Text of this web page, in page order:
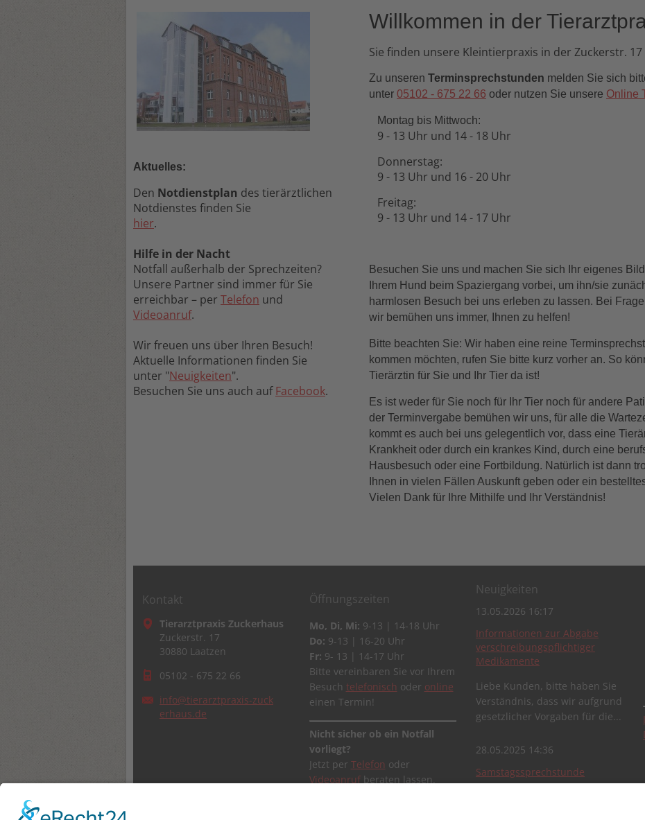
Willkommen in der
Sie finden unsere Kleintierpraxis in der Zuckerstr. 17
Zu unseren Terminsprechstunden melden Sie sich
unter 05102 - 675 22 66 oder nutzen Sie unsere Online
Montag bis Mittwoch:
9 - 13 Uhr und 14 - 18 Uhr
Donnerstag:
9 - 13 Uhr und 16 - 20 Uhr
Freitag:
9 - 13 Uhr und 14 - 17 Uhr
Besuchen Sie uns und machen Sie sich Ihr eigenes
Ihrem Hund beim Spaziergang vorbei, um ihn/sie
harmlosen Besuch bei uns erleben zu lassen. Bei
wir bemühen uns immer, Ihnen zu helfen!
Bitte beachten Sie: Wir haben eine reine
kommen möchten, rufen Sie bitte kurz vorher an. So
Tierärztin für Sie und Ihr Tier da ist!
Es ist weder für Sie noch für Ihr Tier noch für andere
der Terminvergabe bemühen wir uns, für alle die
kommt es auch bei uns gelegentlich vor, dass eine
Krankheit oder durch ein krankes Kind, durch eine
Hausbesuch oder eine Fortbildung. Natürlich ist dann
Ihnen in vielen Fällen Auskunft geben oder ein
Vielen Dank für Ihre Mithilfe und Ihr Verständnis!
Aktuelles:
Den Notdienstplan des tierärztlichen
Notdienstes finden Sie
hier.
Hilfe in der Nacht
Notfall außerhalb der Sprechzeiten?
Unsere Partner sind immer für Sie
erreichbar – per Telefon und
Videoanruf.
Wir freuen uns über Ihren Besuch!
Aktuelle Informationen finden Sie
unter "Neuigkeiten".
Besuchen Sie uns auch aufFacebook.
Kontakt
Tierarztpraxis Zuckerhaus
Zuckerstr. 17
30880 Laatzen
05102 - 675 22 66
info@tierarztpraxis-zuck
erhaus.de
Öffnungszeiten
Mo, Di, Mi: 9-13 | 14-18 Uhr
Do: 9-13 | 16-20 Uhr
Fr: 9- 13 | 14-17 Uhr
Bitte vereinbaren Sie vor Ihrem
Besuch telefonisch oder online
einen Termin!
Nicht sicher ob ein Notfall
vorliegt?
Jetzt per Telefon oder
Videoanrufberaten lassen.
Neuigkeiten
13.05.2026 16:17
Informationen zur Abgabe
verschreibungspflichtiger
Medikamente
Liebe Kunden, bitte haben Sie
Verständnis, dass wir aufgrund
gesetzlicher Vorgaben für die...
28.05.2025 14:36
Samstagssprechstunde